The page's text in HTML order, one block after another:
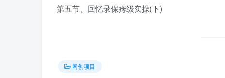
第五节、回忆录保姆级实操(下)
网创项目